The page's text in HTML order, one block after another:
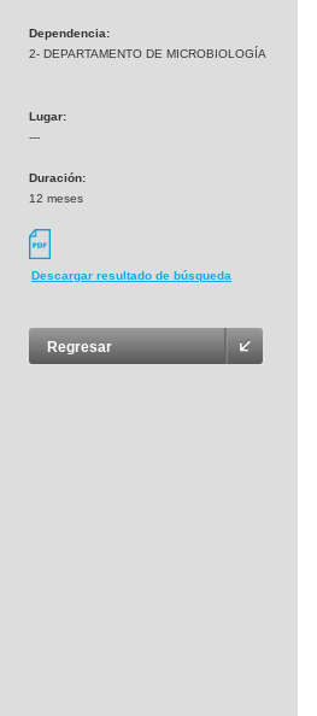
Dependencia:
2- DEPARTAMENTO DE MICROBIOLOGÍA
Lugar:
---
Duración:
12 meses
Descargar resultado de búsqueda
Regresar